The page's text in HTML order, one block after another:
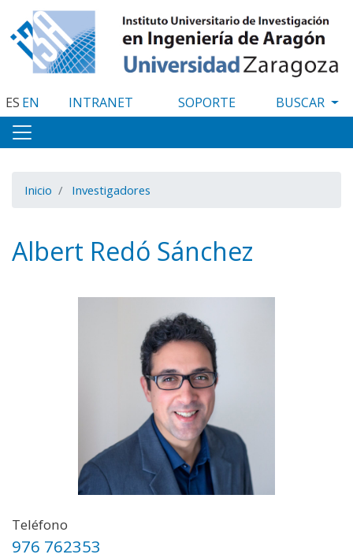
al
contenido
principal
ES EN INTRANET SOPORTE
Inicio Investigadores
Albert Redó Sánchez
Teléfono
976 762353